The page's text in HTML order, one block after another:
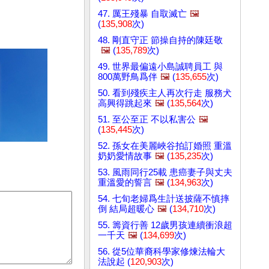
47. 厲王殘暴 自取滅亡 🖼️
(135,908次)
48. 剛直守正 節操自持的陳廷敬
🖼️ (135,789次)
49. 世界最偏遠小島誠聘員工 與
800萬野鳥爲伴 🖼️ (135,655次)
50. 看到殘疾主人再次行走 服務犬
高興得跳起來 🖼️ (135,564次)
51. 至公至正 不以私害公 🖼️
(135,445次)
52. 孫女在美麗峽谷拍訂婚照 重溫
奶奶愛情故事 🖼️ (135,235次)
53. 風雨同行25載 患癌妻子與丈夫
重溫愛的誓言 🖼️ (134,963次)
54. 七旬老婦爲生計送披薩不慎摔
倒 結局超暖心 🖼️ (134,710次)
55. 籌資行善 12歲男孩連續衝浪超
一千天 🖼️ (134,699次)
56. 從5位華裔科學家修煉法輪大
法說起 (120,903次)